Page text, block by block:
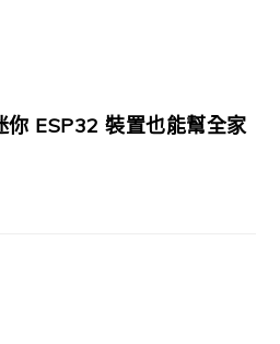
你 ESP32 裝置也能幫全家